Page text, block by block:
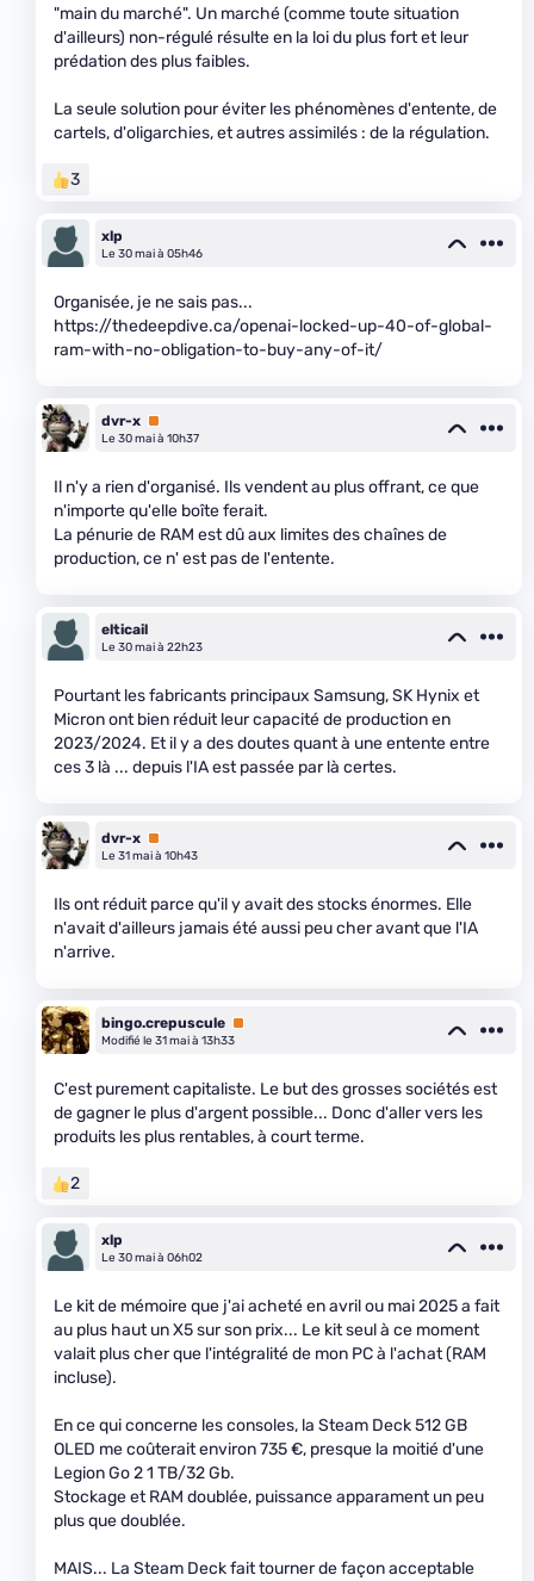
"main du marché". Un marché (comme toute situation
d'ailleurs) non-régulé résulte en la loi du plus fort et leur
prédation des plus faibles.
La seule solution pour éviter les phénomènes d'entente, de
cartels, d'oligarchies, et autres assimilés : de la régulation.
3
xlp
Le 30 mai à 05h46
Organisée, je ne sais pas...
https://thedeepdive.ca/openai-locked-up-40-of-global-
ram-with-no-obligation-to-buy-any-of-it/
dvr-x Premium
Le 30 mai à 10h37
Il n'y a rien d'organisé. Ils vendent au plus offrant, ce que
n'importe qu'elle boîte ferait.
La pénurie de RAM est dû aux limites des chaînes de
production, ce n' est pas de l'entente.
elticail
Le 30 mai à 22h23
Pourtant les fabricants principaux Samsung, SK Hynix et
Micron ont bien réduit leur capacité de production en
2023/2024. Et il y a des doutes quant à une entente entre
ces 3 là ... depuis l'IA est passée par là certes.
dvr-x Premium
Le 31 mai à 10h43
Ils ont réduit parce qu'il y avait des stocks énormes. Elle
n'avait d'ailleurs jamais été aussi peu cher avant que l'IA
n'arrive.
bingo.crepuscule Premium
Modifié le 31 mai à 13h33
C'est purement capitaliste. Le but des grosses sociétés est
de gagner le plus d'argent possible... Donc d'aller vers les
produits les plus rentables, à court terme.
2
xlp
Le 30 mai à 06h02
Le kit de mémoire que j'ai acheté en avril ou mai 2025 a fait
au plus haut un X5 sur son prix... Le kit seul à ce moment
valait plus cher que l'intégralité de mon PC à l'achat (RAM
incluse).
En ce qui concerne les consoles, la Steam Deck 512 GB
OLED me coûterait environ 735 €, presque la moitié d'une
Legion Go 2 1 TB/32 Gb.
Stockage et RAM doublée, puissance apparament un peu
plus que doublée.
MAIS... La Steam Deck fait tourner de façon acceptable